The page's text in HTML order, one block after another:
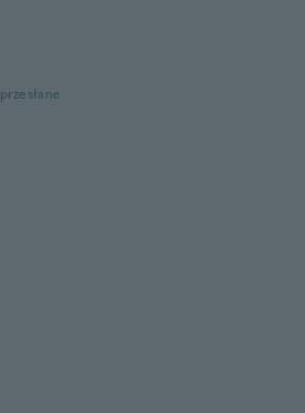
przesłane